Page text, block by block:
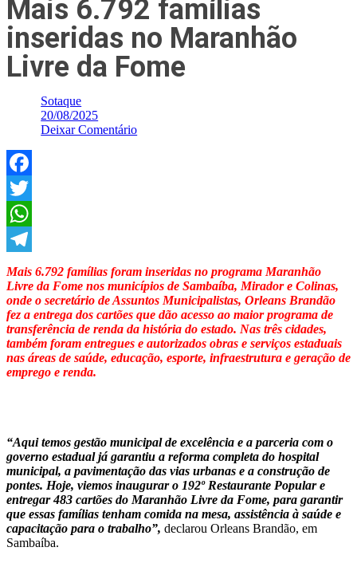
Mais 6.792 famílias
inseridas no Maranhão
Livre da Fome
Sotaque
20/08/2025
Deixar Comentário
Facebook
Twitter
WhatsApp
Telegram
Mais 6.792 famílias foram inseridas no programa Maranhão
Livre da Fome nos municípios de Sambaíba, Mirador e Colinas,
onde o secretário de Assuntos Municipalistas, Orleans Brandão
fez a entrega dos cartões que dão acesso ao maior programa de
transferência de renda da história do estado. Nas três cidades,
também foram entregues e autorizados obras e serviços estaduais
nas áreas de saúde, educação, esporte, infraestrutura e geração de
emprego e renda.
“Aqui temos gestão municipal de excelência e a parceria com o
governo estadual já garantiu a reforma completa do hospital
municipal, a pavimentação das vias urbanas e a construção de
pontes. Hoje, viemos inaugurar o 192º Restaurante Popular e
entregar 483 cartões do Maranhão Livre da Fome, para garantir
que essas famílias tenham comida na mesa, assistência à saúde e
capacitação para o trabalho”, declarou Orleans Brandão, em
Sambaíba.